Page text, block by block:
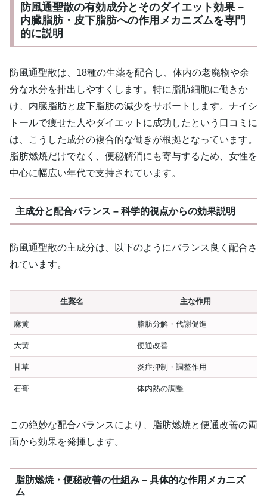
防風通聖散の有効成分とそのダイエット効果 –
内臓脂肪・皮下脂肪への作用メカニズムを専門
的に説明
防風通聖散は、18種の生薬を配合し、体内の老廃物や余
分な水分を排出しやすくします。特に脂肪細胞に働きか
け、内臓脂肪と皮下脂肪の減少をサポートします。ナイシ
トールで痩せた人やダイエットに成功したという口コミに
は、こうした成分の複合的な働きが根拠となっています。
脂肪燃焼だけでなく、便秘解消にも寄与するため、女性を
中心に幅広い年代で支持されています。
主成分と配合バランス – 科学的視点からの効果説明
防風通聖散の主成分は、以下のようにバランス良く配合さ
れています。
生薬名 主な作用
麻黄 脂肪分解・代謝促進
大黄 便通改善
甘草 炎症抑制・調整作用
石膏 体内熱の調整
この絶妙な配合バランスにより、脂肪燃焼と便通改善の両
面から効果を発揮します。
脂肪燃焼・便秘改善の仕組み – 具体的な作用メカニズ
ム